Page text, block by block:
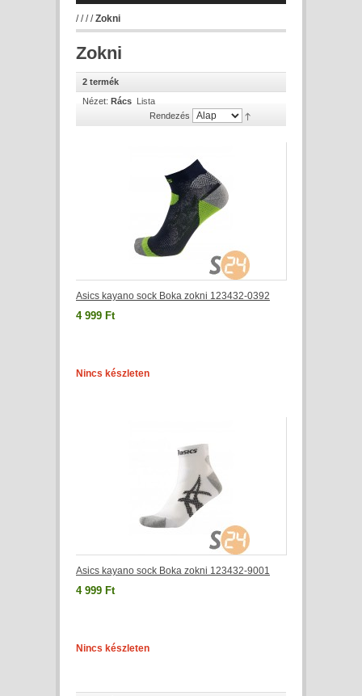
////Zokni
Zokni
2 termék
Nézet: Rács Lista
Rendezés
Asics kayano sock Boka zokni 123432-0392
4 999 Ft
Nincs készleten
Asics kayano sock Boka zokni 123432-9001
4 999 Ft
Nincs készleten